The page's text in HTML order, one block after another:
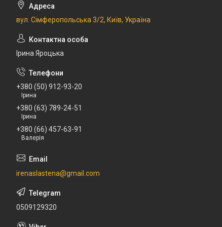
вул. Сімферопольська 3/2, Київ, Україна
Ірина Яроцька
+380 (50) 912-93-20
Ірина
+380 (63) 789-24-51
Ірина
+380 (66) 457-63-91
Валерія
irenaslastena@gmail.com
0509129320